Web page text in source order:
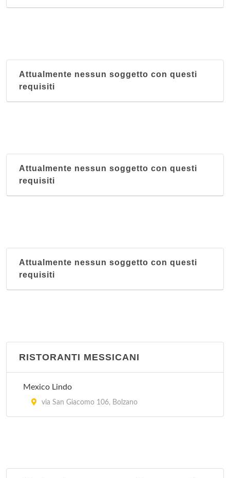
Attualmente nessun soggetto con questi
requisiti
Attualmente nessun soggetto con questi
requisiti
Attualmente nessun soggetto con questi
requisiti
RISTORANTI MESSICANI
Mexico Lindo
via San Giacomo 106, Bolzano